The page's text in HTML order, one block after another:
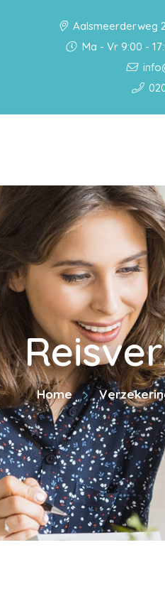
Aalsmeerderweg
Ma - Vr 9:00 -
Home